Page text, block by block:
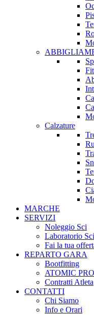
Calzature
MARCHE
SERVIZI
Noleggio Sci
Laboratorio Sci
Fai la tua
REPARTO GARA
Bootfitting
ATOMIC
Contratti Atleta
CONTATTI
Chi Siamo
Info e Orari